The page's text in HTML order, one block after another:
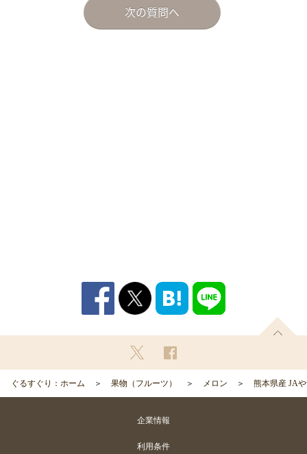
ぐるすぐり：ホーム 果物（フルーツ） メロン 熊本県産 JA
企業情報
利用条件